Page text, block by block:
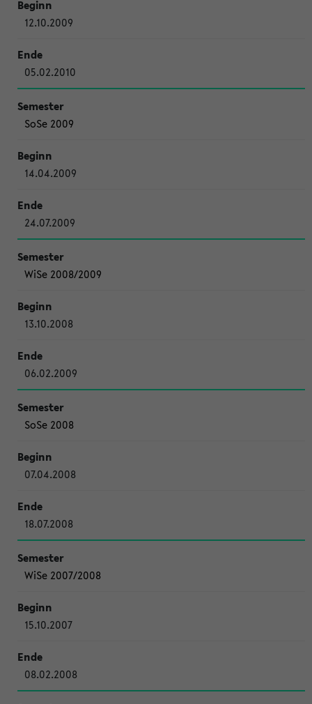
12.10.2009
05.02.2010
SoSe 2009
14.04.2009
24.07.2009
WiSe 2008/2009
13.10.2008
06.02.2009
SoSe 2008
07.04.2008
18.07.2008
WiSe 2007/2008
15.10.2007
08.02.2008